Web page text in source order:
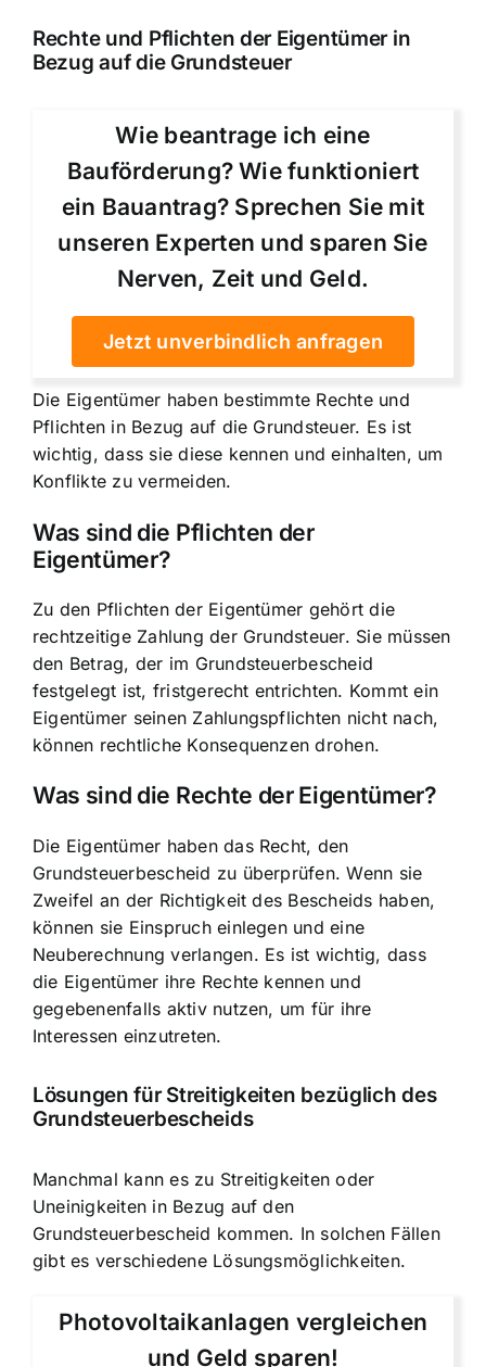
Rechte und Pflichten der Eigentümer in
Bezug auf die Grundsteuer
Wie beantrage ich eine
Bauförderung? Wie funktioniert
ein Bauantrag? Sprechen Sie mit
unseren Experten und sparen Sie
Nerven, Zeit und Geld.
Jetzt unverbindlich anfragen
Die Eigentümer haben bestimmte Rechte und
Pflichten in Bezug auf die Grundsteuer. Es ist
wichtig, dass sie diese kennen und einhalten, um
Konflikte zu vermeiden.
Was sind die Pflichten der
Eigentümer?
Zu den Pflichten der Eigentümer gehört die
rechtzeitige Zahlung der Grundsteuer. Sie müssen
den Betrag, der im Grundsteuerbescheid
festgelegt ist, fristgerecht entrichten. Kommt ein
Eigentümer seinen Zahlungspflichten nicht nach,
können rechtliche Konsequenzen drohen.
Was sind die Rechte der Eigentümer?
Die Eigentümer haben das Recht, den
Grundsteuerbescheid zu überprüfen. Wenn sie
Zweifel an der Richtigkeit des Bescheids haben,
können sie Einspruch einlegen und eine
Neuberechnung verlangen. Es ist wichtig, dass
die Eigentümer ihre Rechte kennen und
gegebenenfalls aktiv nutzen, um für ihre
Interessen einzutreten.
Lösungen für Streitigkeiten bezüglich des
Grundsteuerbescheids
Manchmal kann es zu Streitigkeiten oder
Uneinigkeiten in Bezug auf den
Grundsteuerbescheid kommen. In solchen Fällen
gibt es verschiedene Lösungsmöglichkeiten.
Photovoltaikanlagen vergleichen
und Geld sparen!